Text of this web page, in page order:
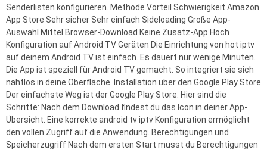
Senderlisten konfigurieren. Methode Vorteil Schwierigkeit Amazon
App Store Sehr sicher Sehr einfach Sideloading Große App-
Auswahl Mittel Browser-Download Keine Zusatz-App Hoch
Konfiguration auf Android TV Geräten Die Einrichtung von hot iptv
auf deinem Android TV ist einfach. Es dauert nur wenige Minuten.
Die App ist speziell für Android TV gemacht. So integriert sie sich
nahtlos in deine Oberfläche. Installation über den Google Play Store
Der einfachste Weg ist der Google Play Store. Hier sind die
Schritte: Nach dem Download findest du das Icon in deiner App-
Übersicht. Eine korrekte android tv iptv Konfiguration ermöglicht
den vollen Zugriff auf die Anwendung. Berechtigungen und
Speicherzugriff Nach dem ersten Start musst du Berechtigungen